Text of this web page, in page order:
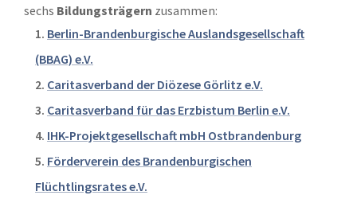
sechs Bildungsträgern zusammen:
Berlin-Brandenburgische Auslandsgesellschaft
(BBAG) e.V.
Caritasverband der Diözese Görlitz e.V.
Caritasverband für das Erzbistum Berlin e.V.
IHK-Projektgesellschaft mbH Ostbrandenburg
Förderverein des Brandenburgischen
Flüchtlingsrates e.V.